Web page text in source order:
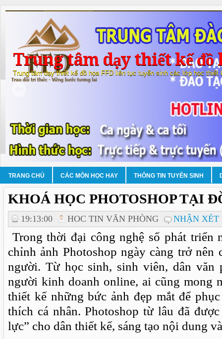
Trung tâm dạy thiết kế đồ
Trung tâm dạy thiết kế đồ họa FFD liên tục tuyển sinh các lớp học thiết
TRANG CHỦ CÁC MÔN HỌC HAY THÔNG TIN TUYỂN SINH
KHOÁ HỌC PHOTOSHOP TẠI
19:13:00 HOC TIN VĂN PHÒNG NHẬN
Trong thời đại công nghệ số phát triển
chỉnh ảnh Photoshop ngày càng trở
người. Từ học sinh, sinh viên, dân văn
người kinh doanh online, ai cũng mong
thiết kế những bức ảnh đẹp mắt để
thích cá nhân. Photoshop từ lâu đã
lực” cho dân thiết kế, sáng tạo nội dung